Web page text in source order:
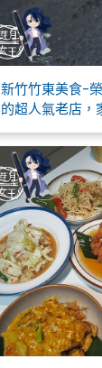
新竹竹東美食-
的超人氣老店，